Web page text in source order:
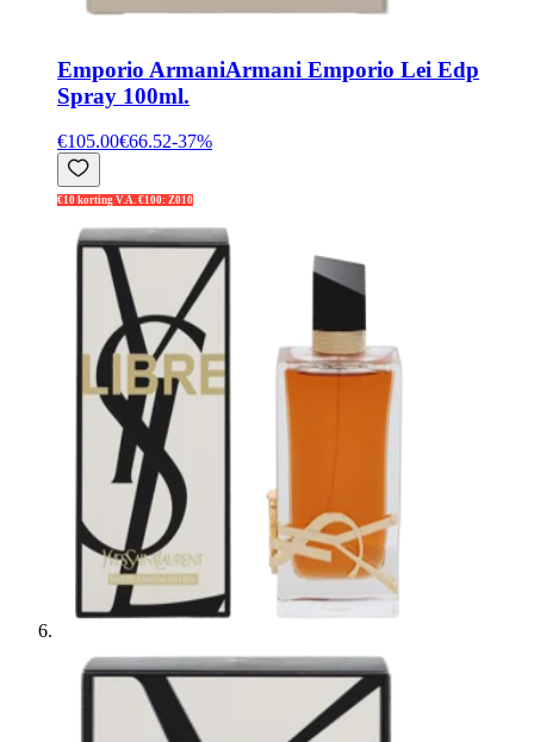
Emporio ArmaniArmani Emporio Lei Edp
Spray 100ml.
€105.00€66.52-37%
€10 korting V.A. €100: Z010